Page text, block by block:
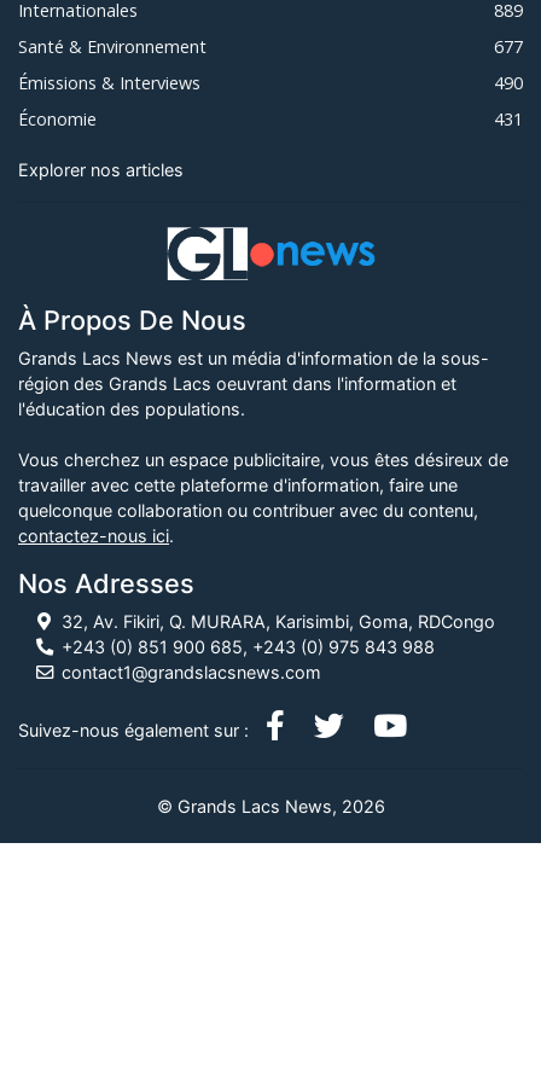
Internationales
889
Santé & Environnement
677
Émissions & Interviews
490
Économie
431
Explorer nos articles
À Propos De Nous
Grands Lacs News est un média d'information de la sous-
région des Grands Lacs oeuvrant dans l'information et
l'éducation des populations.
Vous cherchez un espace publicitaire, vous êtes désireux de
travailler avec cette plateforme d'information, faire une
quelconque collaboration ou contribuer avec du contenu,
contactez-nous ici.
Nos Adresses
32, Av. Fikiri, Q. MURARA, Karisimbi, Goma, RDCongo
+243 (0) 851 900 685, +243 (0) 975 843 988
contact1@grandslacsnews.com
Suivez-nous également sur :
© Grands Lacs News, 2026